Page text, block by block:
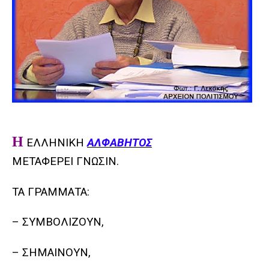
Η ΕΛΛΗΝΙΚΗΑΛΦΑΒΗΤΟΣ
ΜΕΤΑΦΕΡΕΙ ΓΝΩΣΙΝ.
ΤΑ ΓΡΑΜΜΑΤΑ:
– ΣΥΜΒΟΛΙΖΟΥΝ,
– ΣΗΜΑΙΝΟΥΝ,